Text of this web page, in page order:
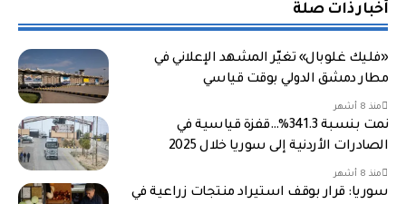
أخبار ذات صلة
«فليك غلوبال» تغيّر المشهد الإعلاني في
مطار دمشق الدولي بوقت قياسي
منذ 8 أشهر
نمت بنسبة 341.3%…قفزة قياسية في
الصادرات الأردنية إلى سوريا خلال 2025
منذ 8 أشهر
سوريا: قرار بوقف استيراد منتجات زراعية في